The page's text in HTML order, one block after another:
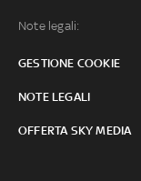
Note legali:
GESTIONE COOKIE
NOTE LEGALI
OFFERTA SKY MEDIA